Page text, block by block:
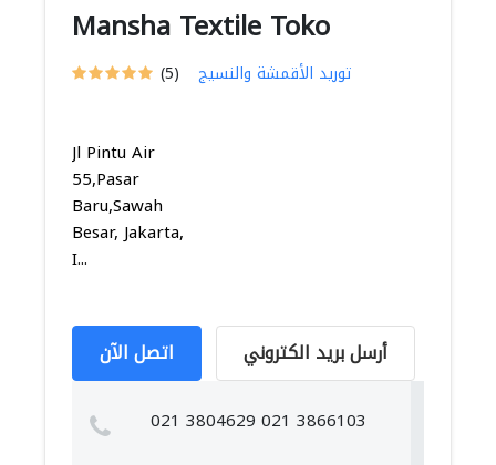
Mansha Textile Toko
(5) توريد الأقمشة والنسيج
Jl Pintu Air
55,Pasar
Baru,Sawah
Besar, Jakarta,
I...
اتصل الآن أرسل بريد الكتروني
021 3804629 021 3866103